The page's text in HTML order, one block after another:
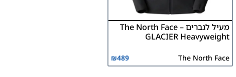
מעיל לגברים The North Face –
GLACIER Heavyweight
The North Face
₪489